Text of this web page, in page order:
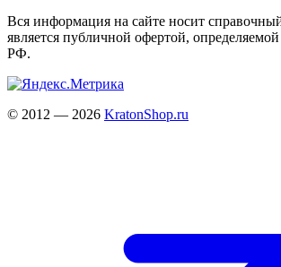
Вся информация на сайте носит
является публичной офертой,
РФ.
© 2012 — 2026 KratonShop.ru